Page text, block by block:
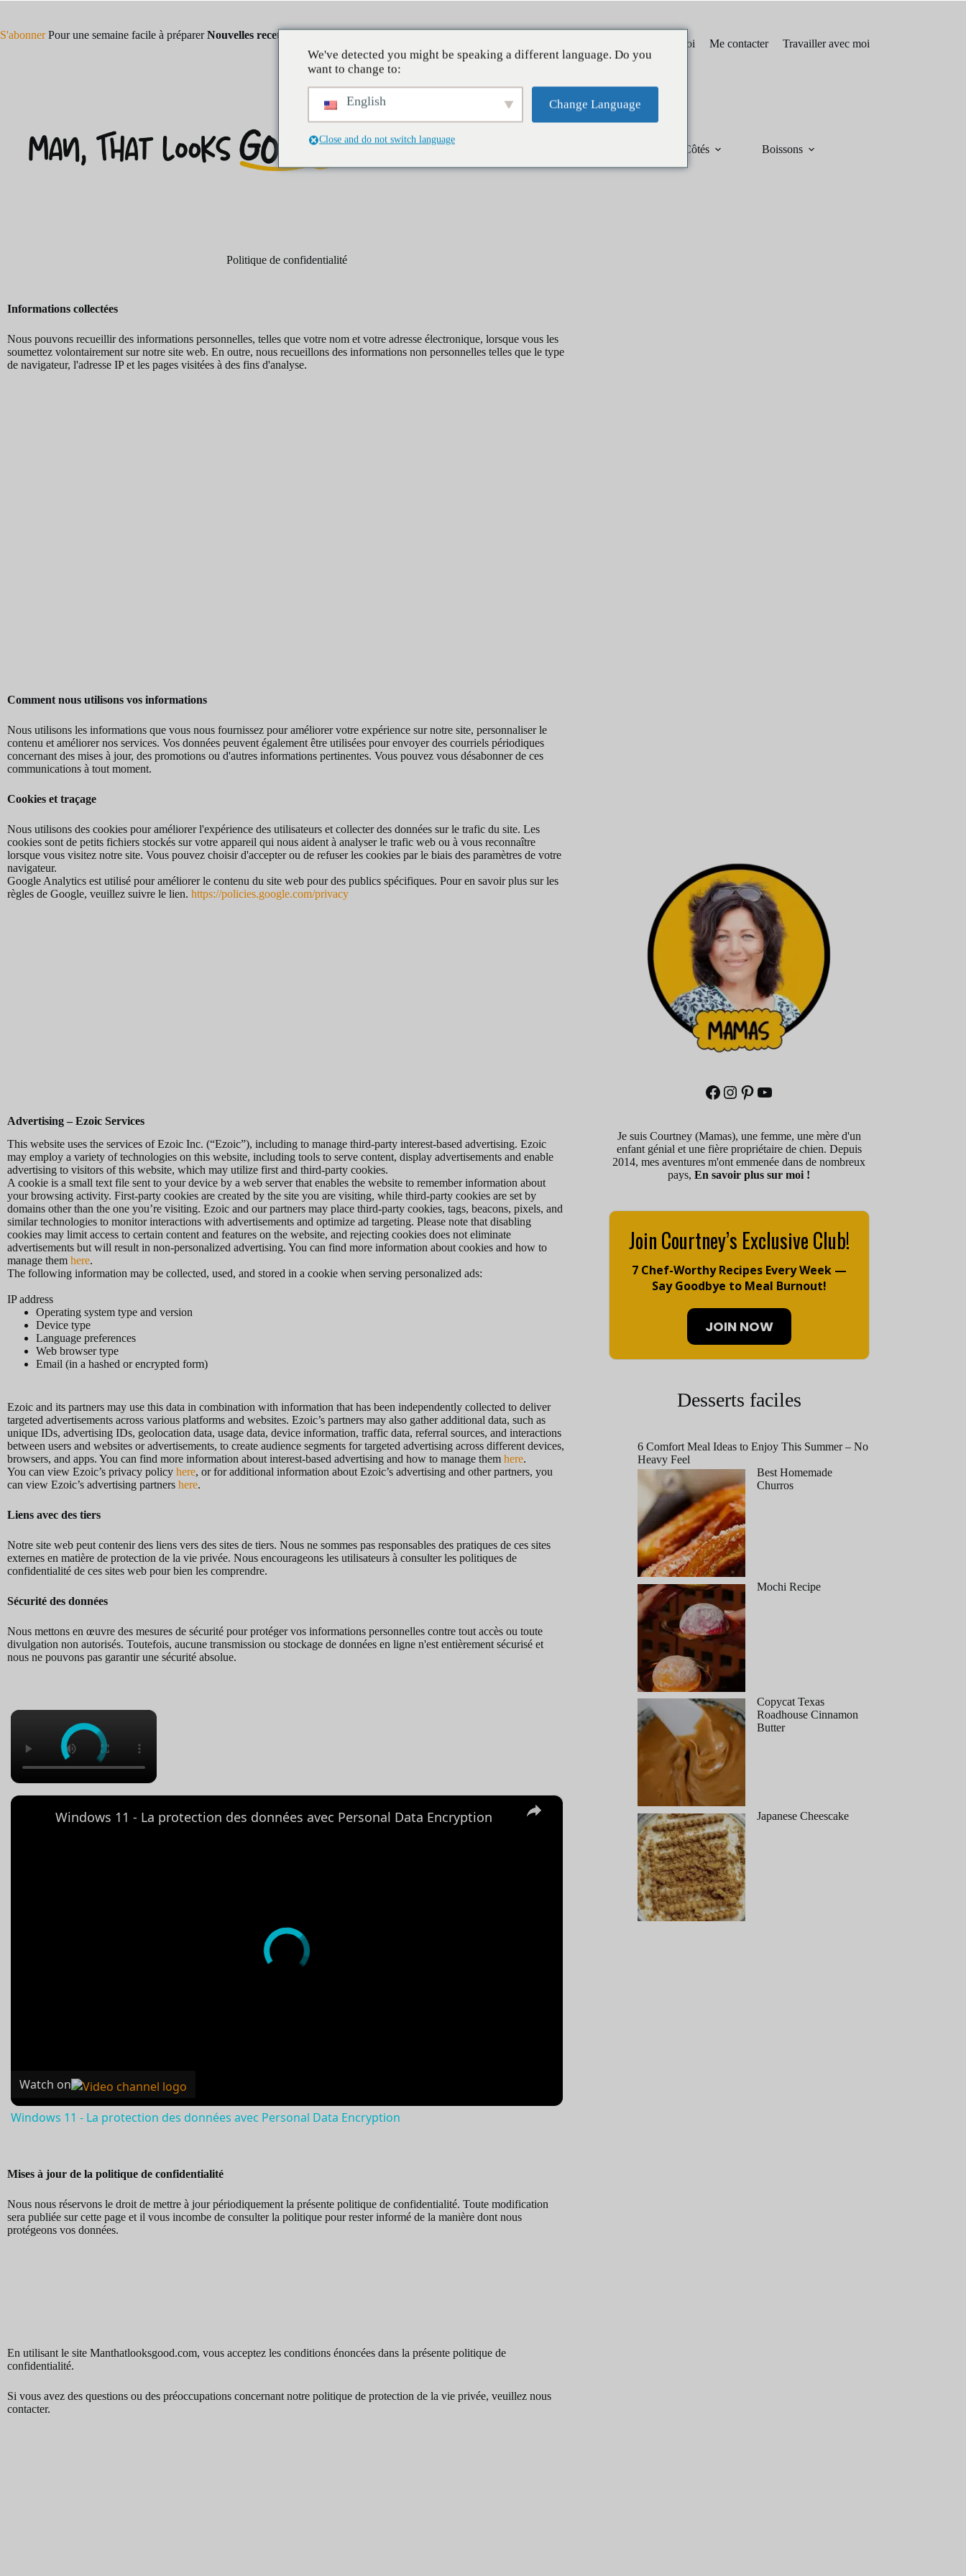
S'abonnerPour une semaine facile à préparerNouvelles recettes !
À propos de moi Me contacter Travailler avec moi
Côtés Boissons
Politique de confidentialité
Informations collectées
Nous pouvons recueillir des informations personnelles, telles que votre nom et votre adresse électronique, lorsque vous les
soumettez volontairement sur notre site web. En outre, nous recueillons des informations non personnelles telles que le type
de navigateur, l'adresse IP et les pages visitées à des fins d'analyse.
Comment nous utilisons vos informations
Nous utilisons les informations que vous nous fournissez pour améliorer votre expérience sur notre site, personnaliser le
contenu et améliorer nos services. Vos données peuvent également être utilisées pour envoyer des courriels périodiques
concernant des mises à jour, des promotions ou d'autres informations pertinentes. Vous pouvez vous désabonner de ces
communications à tout moment.
Cookies et traçage
Nous utilisons des cookies pour améliorer l'expérience des utilisateurs et collecter des données sur le trafic du site. Les
cookies sont de petits fichiers stockés sur votre appareil qui nous aident à analyser le trafic web ou à vous reconnaître
lorsque vous visitez notre site. Vous pouvez choisir d'accepter ou de refuser les cookies par le biais des paramètres de votre
navigateur.
Google Analytics est utilisé pour améliorer le contenu du site web pour des publics spécifiques. Pour en savoir plus sur les
règles de Google, veuillez suivre le lien. https://policies.google.com/privacy
Advertising – Ezoic Services
This website uses the services of Ezoic Inc. (“Ezoic”), including to manage third-party interest-based advertising. Ezoic
may employ a variety of technologies on this website, including tools to serve content, display advertisements and enable
advertising to visitors of this website, which may utilize first and third-party cookies.
A cookie is a small text file sent to your device by a web server that enables the website to remember information about
your browsing activity. First-party cookies are created by the site you are visiting, while third-party cookies are set by
domains other than the one you’re visiting. Ezoic and our partners may place third-party cookies, tags, beacons, pixels, and
similar technologies to monitor interactions with advertisements and optimize ad targeting. Please note that disabling
cookies may limit access to certain content and features on the website, and rejecting cookies does not eliminate
advertisements but will result in non-personalized advertising. You can find more information about cookies and how to
manage them here.
The following information may be collected, used, and stored in a cookie when serving personalized ads:
IP address
Operating system type and version
Device type
Language preferences
Web browser type
Email (in a hashed or encrypted form)
Ezoic and its partners may use this data in combination with information that has been independently collected to deliver
targeted advertisements across various platforms and websites. Ezoic’s partners may also gather additional data, such as
unique IDs, advertising IDs, geolocation data, usage data, device information, traffic data, referral sources, and interactions
between users and websites or advertisements, to create audience segments for targeted advertising across different devices,
browsers, and apps. You can find more information about interest-based advertising and how to manage them here.
You can view Ezoic’s privacy policy here, or for additional information about Ezoic’s advertising and other partners, you
can view Ezoic’s advertising partners here.
Liens avec des tiers
Notre site web peut contenir des liens vers des sites de tiers. Nous ne sommes pas responsables des pratiques de ces sites
externes en matière de protection de la vie privée. Nous encourageons les utilisateurs à consulter les politiques de
confidentialité de ces sites web pour bien les comprendre.
Sécurité des données
Nous mettons en œuvre des mesures de sécurité pour protéger vos informations personnelles contre tout accès ou toute
divulgation non autorisés. Toutefois, aucune transmission ou stockage de données en ligne n'est entièrement sécurisé et
nous ne pouvons pas garantir une sécurité absolue.
×
×
Windows 11 - La protection des données avec Personal Data Encryption
Watch on
Windows 11 - La protection des données avec Personal Data Encryption
Mises à jour de la politique de confidentialité
Nous nous réservons le droit de mettre à jour périodiquement la présente politique de confidentialité. Toute modification
sera publiée sur cette page et il vous incombe de consulter la politique pour rester informé de la manière dont nous
protégeons vos données.
En utilisant le site Manthatlooksgood.com, vous acceptez les conditions énoncées dans la présente politique de
confidentialité.
Si vous avez des questions ou des préoccupations concernant notre politique de protection de la vie privée, veuillez nous
contacter.
Je suis Courtney (Mamas), une femme, une mère d'un
enfant génial et une fière propriétaire de chien. Depuis
2014, mes aventures m'ont emmenée dans de nombreux
pays,En savoir plus sur moi !
Join Courtney’s Exclusive Club!
7 Chef-Worthy Recipes Every Week —
Say Goodbye to Meal Burnout!
JOIN NOW
Desserts faciles
6 Comfort Meal Ideas to Enjoy This Summer – No
Heavy Feel
Best Homemade
Churros
Mochi Recipe
Copycat Texas
Roadhouse Cinnamon
Butter
Japanese Cheescake
We've detected you might be speaking a different language. Do you
want to change to:
English Change Language
Close and do not switch language